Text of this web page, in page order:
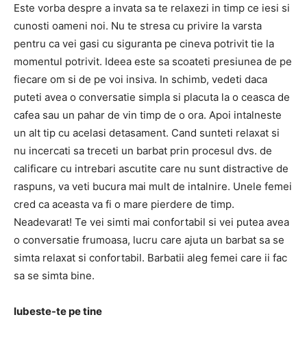
Este vorba despre a invata sa te relaxezi in timp ce iesi si
cunosti oameni noi. Nu te stresa cu privire la varsta
pentru ca vei gasi cu siguranta pe cineva potrivit tie la
momentul potrivit. Ideea este sa scoateti presiunea de pe
fiecare om si de pe voi insiva. In schimb, vedeti daca
puteti avea o conversatie simpla si placuta la o ceasca de
cafea sau un pahar de vin timp de o ora. Apoi intalneste
un alt tip cu acelasi detasament. Cand sunteti relaxat si
nu incercati sa treceti un barbat prin procesul dvs. de
calificare cu intrebari ascutite care nu sunt distractive de
raspuns, va veti bucura mai mult de intalnire. Unele femei
cred ca aceasta va fi o mare pierdere de timp.
Neadevarat! Te vei simti mai confortabil si vei putea avea
o conversatie frumoasa, lucru care ajuta un barbat sa se
simta relaxat si confortabil. Barbatii aleg femei care ii fac
sa se simta bine.
Iubeste-te pe tine